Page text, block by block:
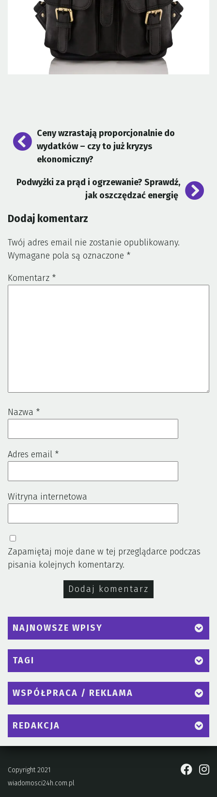
Nawigacja
wpisu
Ceny wzrastają proporcjonalnie do
wydatków – czy to już kryzys
ekonomiczny?
Podwyżki za prąd i ogrzewanie? Sprawdź,
jak oszczędzać energię
Dodaj komentarz
Twój adres email nie zostanie opublikowany.
Wymagane pola są oznaczone *
Komentarz *
Nazwa *
Adres email *
Witryna internetowa
Zapamiętaj moje dane w tej przeglądarce podczas
pisania kolejnych komentarzy.
NAJNOWSZE WPISY
TAGI
WSPÓŁPRACA / REKLAMA
REDAKCJA
Copyright 2021
wiadomosci24h.com.pl